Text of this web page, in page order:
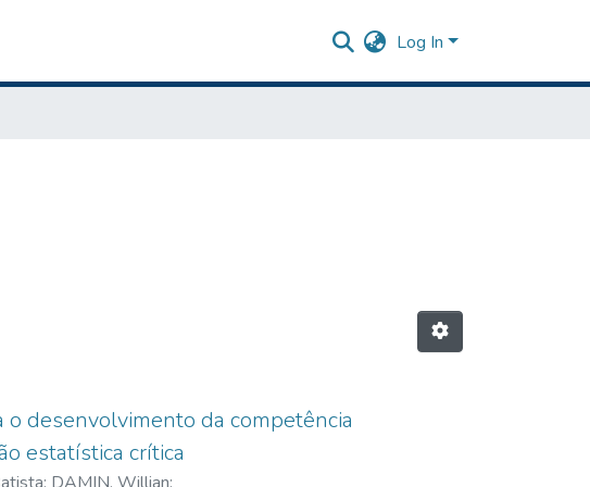
Log In
desenvolvimento da competência
estatística crítica